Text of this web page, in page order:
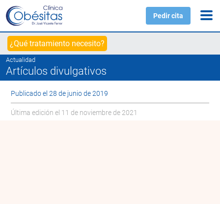
Pedir cita
¿Qué tratamiento necesito?
Actualidad
Artículos divulgativos
Publicado el 28 de junio de 2019
Última edición el 11 de noviembre de 2021